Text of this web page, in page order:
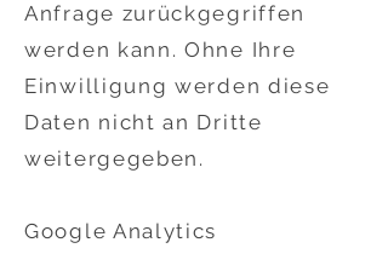
Anfrage zurückgegriffen
werden kann. Ohne Ihre
Einwilligung werden diese
Daten nicht an Dritte
weitergegeben.
Google Analytics